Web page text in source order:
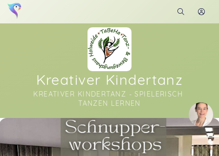
Kreativer Kindertanz
KREATIVER KINDERTANZ - SPIELERISCH
TANZEN LERNEN
Soon you will learn more about me here...